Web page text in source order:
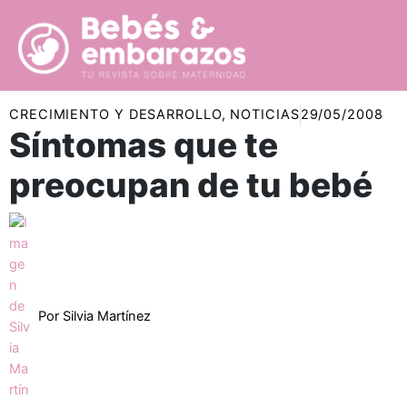
contenido
CRECIMIENTO Y DESARROLLO, NOTICIAS29/05/2008
Síntomas que te
preocupan de tu bebé
Por Silvia Martínez